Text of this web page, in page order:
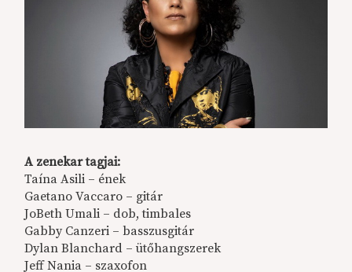
A zenekar tagjai:
Taína Asili – ének
Gaetano Vaccaro – gitár
JoBeth Umali – dob, timbales
Gabby Canzeri – basszusgitár
Dylan Blanchard – ütőhangszerek
Jeff Nania – szaxofon